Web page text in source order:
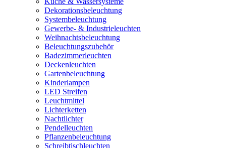
Dekorationsbeleuchtung
Systembeleuchtung
Gewerbe- & Industrieleuchten
Weihnachtsbeleuchtung
Beleuchtungszubehör
Badezimmerleuchten
Deckenleuchten
Gartenbeleuchtung
Kinderlampen
LED Streifen
Leuchtmittel
Lichterketten
Nachtlichter
Pendelleuchten
Pflanzenbeleuchtung
Schreibtischleuchten